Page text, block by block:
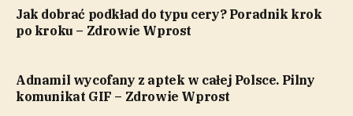
Jak dobrać podkład do typu cery? Poradnik krok
po kroku – Zdrowie Wprost
Adnamil wycofany z aptek w całej Polsce. Pilny
komunikat GIF – Zdrowie Wprost